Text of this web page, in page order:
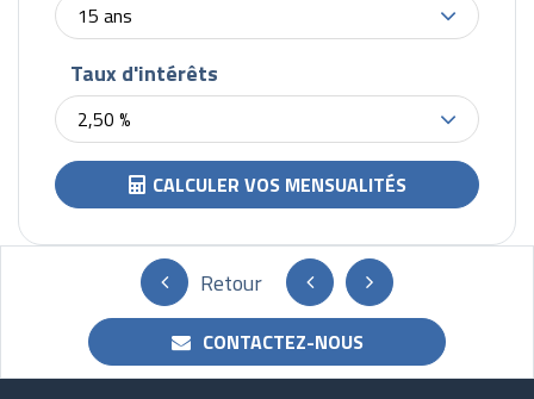
15 ans
Taux d'intérêts
2,50 %
CALCULER VOS MENSUALITÉS
Retour
CONTACTEZ-NOUS